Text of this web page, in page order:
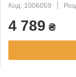
Код: 1006059
4 789 ₴